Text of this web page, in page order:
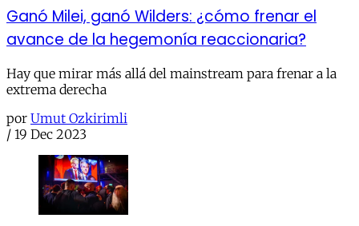
Ganó Milei, ganó Wilders: ¿cómo frenar el
avance de la hegemonía reaccionaria?
Hay que mirar más allá del mainstream para frenar a la
extrema derecha
por Umut Ozkirimli
/ 19 Dec 2023